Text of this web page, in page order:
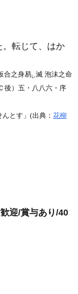
。転じて、はか
合之身易レ滅 泡沫之命
後）五・八八六・序
んとす」(出典： 花柳
迎/賞与あり/40